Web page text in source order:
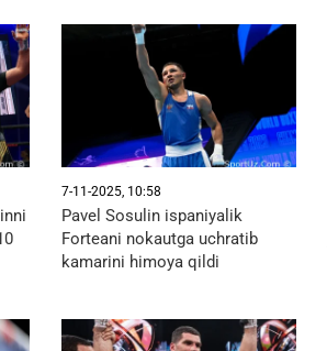
7-11-2025, 10:58
Pavel Sosulin ispaniyalik
Forteani nokautga uchratib
kamarini himoya qildi